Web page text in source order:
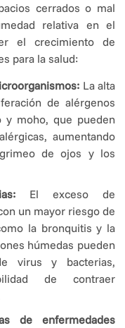
cerrados o mal
relativa en el
el crecimiento de
para la salud:
La alta
de alérgenos
moho, que pueden
aumentando
de ojos y los
El exceso de
un mayor riesgo de
la bronquitis y la
húmedas pueden
virus y bacterias,
de contraer
de enfermedades